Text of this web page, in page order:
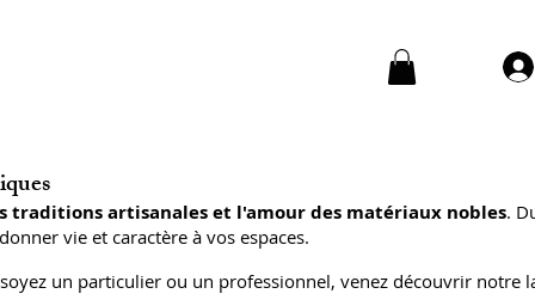
traditions artisanales et l'amour des matériaux nobles.
vie et caractère à vos espaces.
un particulier ou un professionnel, venez découvrir notre